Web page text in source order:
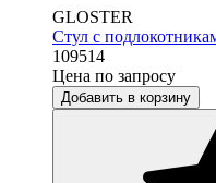
GLOSTER
Стул с
109514
Цена по запросу
Добавить в корзину